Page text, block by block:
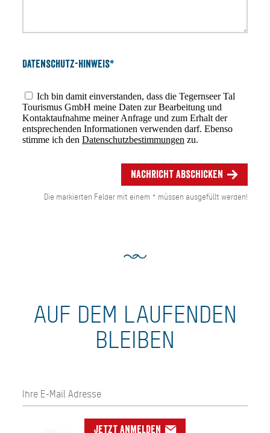
Datenschutz-Hinweis*
Ich bin damit einverstanden, dass die Tegernseer Tal
Tourismus GmbH meine Daten zur Bearbeitung und
Kontaktaufnahme meiner Anfrage und zum Erhalt der
entsprechenden Informationen verwenden darf. Ebenso
stimme ich den Datenschutzbestimmungen zu.
Nachricht abschicken
Die markierten Felder mit einem * müssen ausgefüllt werden!
AUF DEM LAUFENDEN
BLEIBEN
Jetzt anmelden